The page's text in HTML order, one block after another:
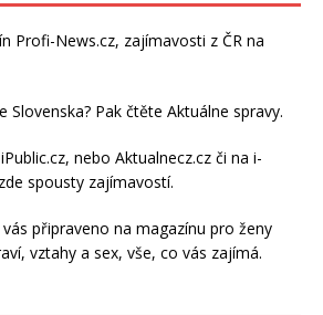
Profi-News.cz, zajímavosti z ČR na
Slovenska? Pak čtěte Aktuálne spravy.
iPublic.cz, nebo Aktualnecz.cz či na i-
spousty zajímavostí.
připraveno na magazínu pro ženy
vztahy a sex, vše, co vás zajímá.